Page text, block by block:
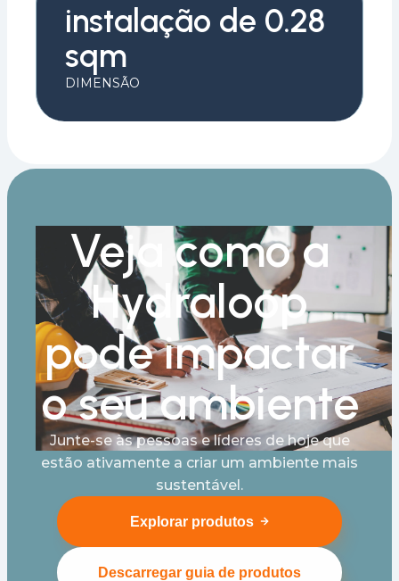
instalação de 0.28
sqm
DIMENSÃO
Veja como a
Hydraloop
pode impactar
o seu ambiente
Junte-se às pessoas e líderes de hoje que
estão ativamente a criar um ambiente mais
sustentável.
Explorar produtos
Descarregar guia de produtos